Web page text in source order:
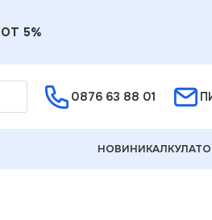
5%
0876 63 88 01
НОВИНИ